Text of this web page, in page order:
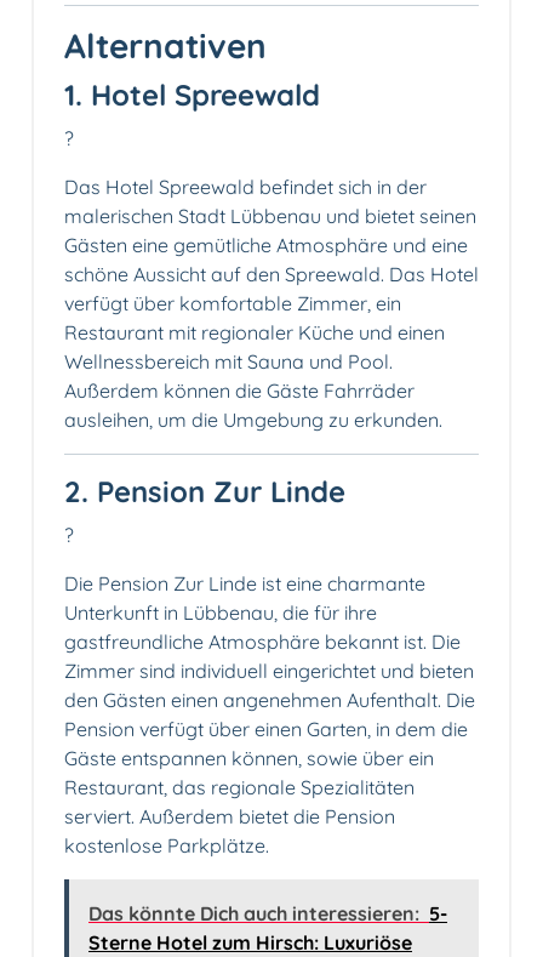
Alternativen
1. Hotel Spreewald
?
Das Hotel Spreewald befindet sich in der
malerischen Stadt Lübbenau und bietet seinen
Gästen eine gemütliche Atmosphäre und eine
schöne Aussicht auf den Spreewald. Das Hotel
verfügt über komfortable Zimmer, ein
Restaurant mit regionaler Küche und einen
Wellnessbereich mit Sauna und Pool.
Außerdem können die Gäste Fahrräder
ausleihen, um die Umgebung zu erkunden.
2. Pension Zur Linde
?
Die Pension Zur Linde ist eine charmante
Unterkunft in Lübbenau, die für ihre
gastfreundliche Atmosphäre bekannt ist. Die
Zimmer sind individuell eingerichtet und bieten
den Gästen einen angenehmen Aufenthalt. Die
Pension verfügt über einen Garten, in dem die
Gäste entspannen können, sowie über ein
Restaurant, das regionale Spezialitäten
serviert. Außerdem bietet die Pension
kostenlose Parkplätze.
Das könnte Dich auch interessieren: 5-
Sterne Hotel zum Hirsch: Luxuriöse